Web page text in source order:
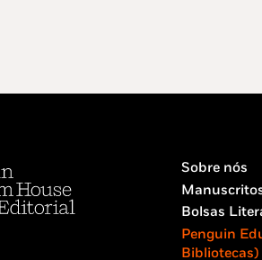
Sobre nós
Bolsas
Penguin
Bibliotecas)